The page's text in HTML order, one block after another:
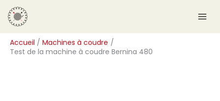
Aller
au
contenu
Accueil
Machines à coudre
Test de la machine à coudre Bernina 480
R
e
c
h